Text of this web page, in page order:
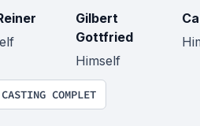
Gilbert
Gottfried
Himself
COMPLET